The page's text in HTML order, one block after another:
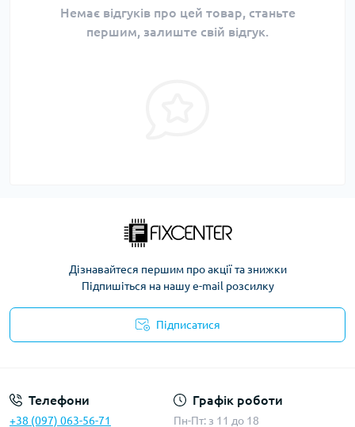
Немає відгуків про цей товар, станьте
першим, залиште свій відгук.
Дізнавайтеся першим про акції та знижки
Підпишіться на нашу e-mail розсилку
Підписатися
Телефони
+38 (097) 063-56-71
Графік роботи
Пн-Пт: з 11 до 18